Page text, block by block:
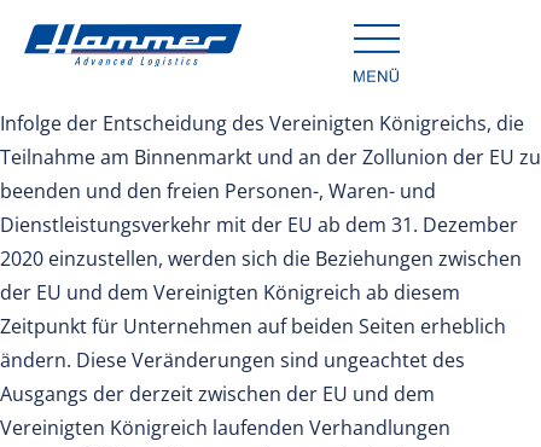
Infolge der Entscheidung des Vereinigten Königreichs, die
Teilnahme am Binnenmarkt und an der Zollunion der EU zu
beenden und den freien Personen-, Waren- und
Dienstleistungsverkehr mit der EU ab dem 31. Dezember
2020 einzustellen, werden sich die Beziehungen zwischen
der EU und dem Vereinigten Königreich ab diesem
Zeitpunkt für Unternehmen auf beiden Seiten erheblich
ändern. Diese Veränderungen sind ungeachtet des
Ausgangs der derzeit zwischen der EU und dem
Vereinigten Königreich laufenden Verhandlungen